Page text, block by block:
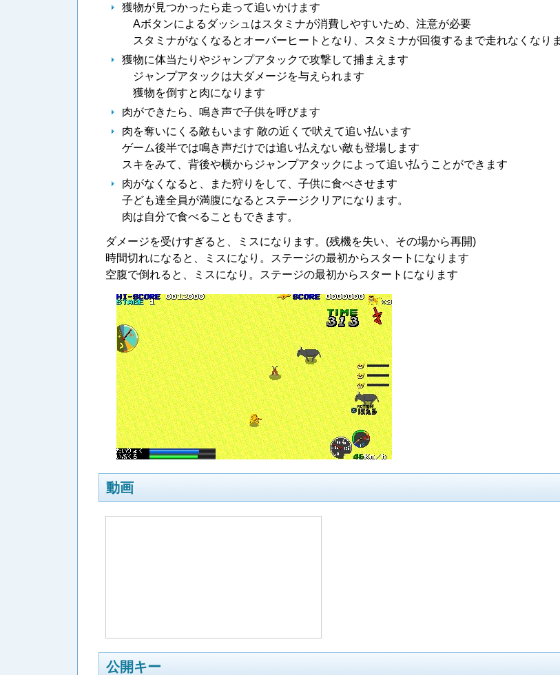
獲物が見つかったら走って追いかけます
Aボタンによるダッシュはスタミナが消費しやすいため、注意が必要
スタミナがなくなるとオーバーヒートとなり、スタミナが回復するまで走れなくなりま
獲物に体当たりやジャンプアタックで攻撃して捕まえます
ジャンプアタックは大ダメージを与えられます
獲物を倒すと肉になります
肉ができたら、鳴き声で子供を呼びます
肉を奪いにくる敵もいます 敵の近くで吠えて追い払います
ゲーム後半では鳴き声だけでは追い払えない敵も登場します
スキをみて、背後や横からジャンプアタックによって追い払うことができます
肉がなくなると、また狩りをして、子供に食べさせます
子ども達全員が満腹になるとステージクリアになります。
肉は自分で食べることもできます。
ダメージを受けすぎると、ミスになります。(残機を失い、その場から再開)
時間切れになると、ミスになり。ステージの最初からスタートになります
空腹で倒れると、ミスになり。ステージの最初からスタートになります
動画
公開キー